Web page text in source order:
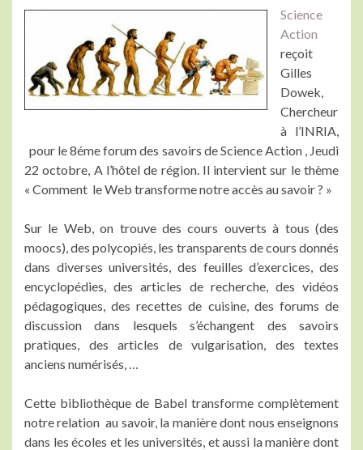
Science
Action
reçoit
Gilles
Dowek,
Chercheur
à l’INRIA,
pour le 8éme forum des savoirs de Science Action , Jeudi
22 octobre, A l’hôtel de région. Il intervient sur le thème
« Comment le Web transforme notre accès au savoir ? »
Sur le Web, on trouve des cours ouverts à tous (des
moocs), des polycopiés, les transparents de cours donnés
dans diverses universités, des feuilles d’exercices, des
encyclopédies, des articles de recherche, des vidéos
pédagogiques, des recettes de cuisine, des forums de
discussion dans lesquels s’échangent des savoirs
pratiques, des articles de vulgarisation, des textes
anciens numérisés, …
Cette bibliothèque de Babel transforme complètement
notre relation au savoir, la manière dont nous enseignons
dans les écoles et les universités, et aussi la manière dont